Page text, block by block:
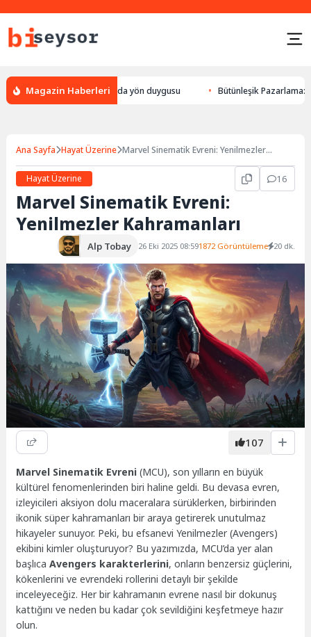
Magazin Haberleri
hayvanlarda yön duygusu Bütünleşik Pazarlama: Markalarla
Ana Sayfa Hayat Üzerine Marvel Sinematik Evreni: Yenilmezler
Hayat Üzerine
16
Marvel Sinematik Evreni:
Yenilmezler Kahramanları
Alp Tobay 26 Eki 2025 08:591872 Görüntüleme 20 dk.
107
Marvel Sinematik Evreni (MCU), son yılların en büyük
kültürel fenomenlerinden biri haline geldi. Bu devasa evren,
izleyicileri aksiyon dolu maceralara sürüklerken, birbirinden
ikonik süper kahramanları bir araya getirerek unutulmaz
hikayeler sunuyor. Peki, bu efsanevi Yenilmezler (Avengers)
ekibini kimler oluşturuyor? Bu yazımızda, MCU’da yer alan
başlıcaAvengers karakterlerini, onların benzersiz güçlerini,
kökenlerini ve evrendeki rollerini detaylı bir şekilde
inceleyeceğiz. Her bir kahramanın evrene nasıl bir dokunuş
kattığını ve neden bu kadar çok sevildiğini keşfetmeye hazır
olun.